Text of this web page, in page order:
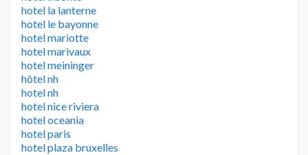
hotel la lanterne
hotel le bayonne
hotel mariotte
hotel marivaux
hotel meininger
hôtel nh
hotel nh
hotel nice riviera
hotel oceania
hotel paris
hotel plaza bruxelles